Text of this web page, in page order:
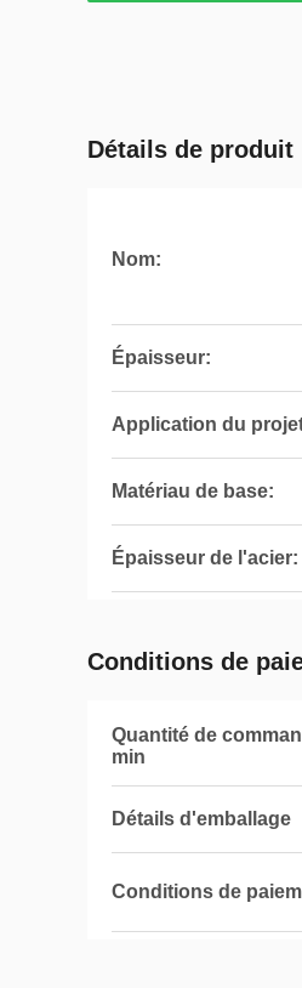
Détails de produit
Nom:
Épaisseur:
Application du
Matériau de base:
Épaisseur de l'acier:
Conditions de
Quantité de
min
Détails d'emballage
Conditions de